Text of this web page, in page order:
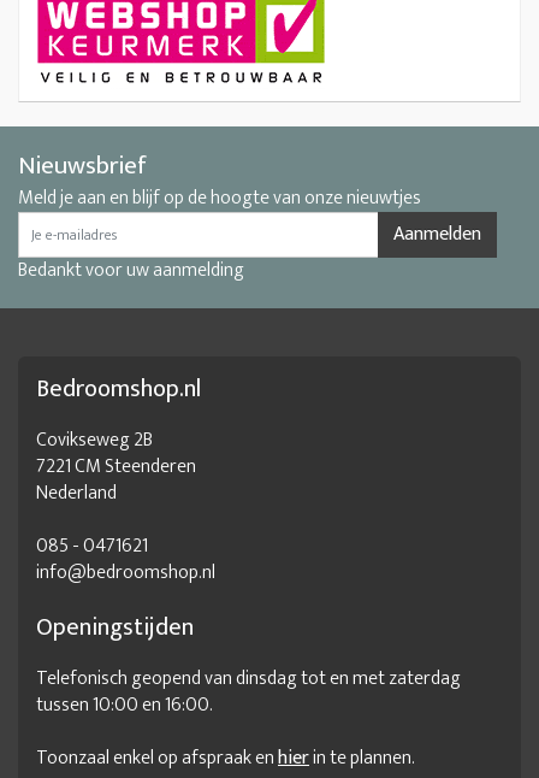
Nieuwsbrief
Meld je aan en blijf op de hoogte van onze nieuwtjes
Aanmelden
Bedankt voor uw aanmelding
Bedroomshop.nl
Covikseweg 2B
7221 CM Steenderen
Nederland
085 - 0471621
info@bedroomshop.nl
Openingstijden
Telefonisch geopend van dinsdag tot en met zaterdag
tussen 10:00 en 16:00.
Toonzaal enkel op afspraak enhierin te plannen.